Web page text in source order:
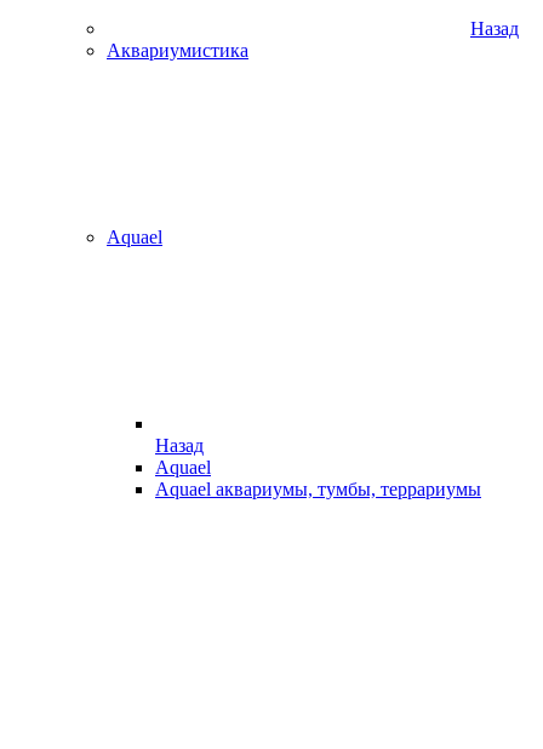
Назад
Аквариумистика
Aquael
Назад
Aquael
Aquael аквариумы, тумбы, террариумы